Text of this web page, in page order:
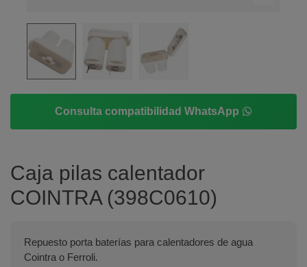
Consulta compatibilidad WhatsApp
Caja pilas calentador
COINTRA (398C0610)
Repuesto porta baterías para calentadores de agua
Cointra o Ferroli.